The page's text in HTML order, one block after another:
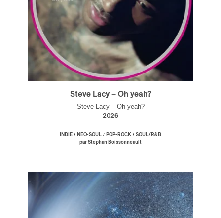
Steve Lacy – Oh yeah?
Steve Lacy – Oh yeah?
2026
INDIE / NEO-SOUL / POP-ROCK / SOUL/R&B
par Stephan Boissonneault